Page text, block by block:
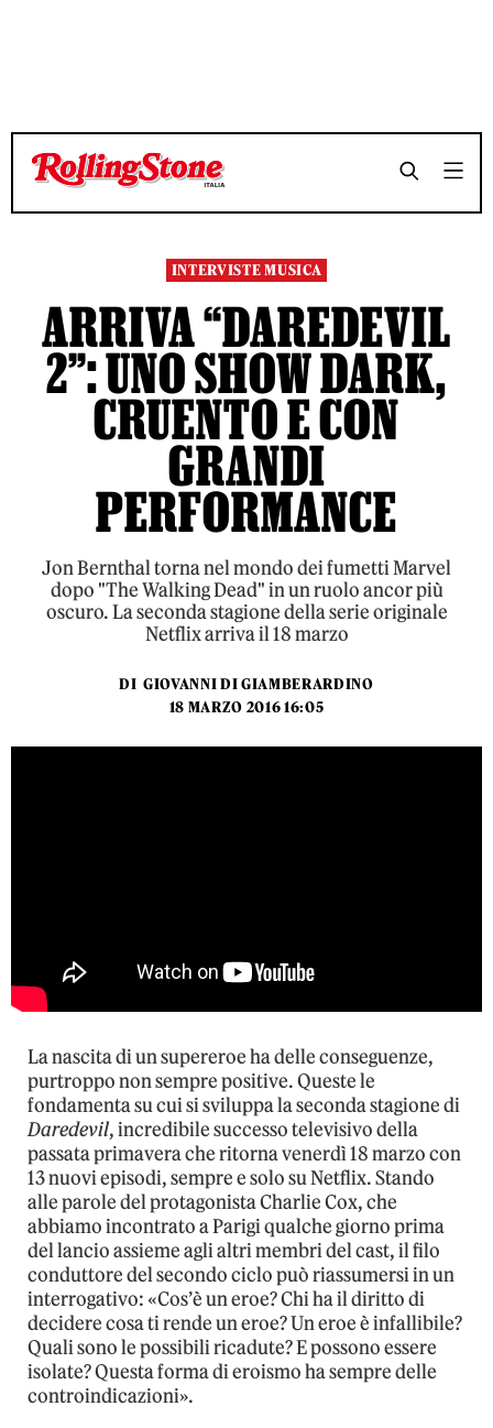
TEMPO DI LETTURA 11 MINUTI SHARE
TEMPO DI LETTURA 11 MINUTI SHARE
INTERVISTE MUSICA
ARRIVA “DAREDEVIL
2”: UNO SHOW DARK,
CRUENTO E CON
GRANDI
PERFORMANCE
Jon Bernthal torna nel mondo dei fumetti Marvel
dopo "The Walking Dead" in un ruolo ancor più
oscuro. La seconda stagione della serie originale
Netflix arriva il 18 marzo
DI GIOVANNI DI GIAMBERARDINO
18 MARZO 2016 16:05
La nascita di un supereroe ha delle conseguenze,
purtroppo non sempre positive. Queste le
fondamenta su cui si sviluppa la seconda stagione di
Daredevil, incredibile successo televisivo della
passata primavera che ritorna venerdì 18 marzo con
13 nuovi episodi, sempre e solo su Netflix. Stando
alle parole del protagonista Charlie Cox, che
abbiamo incontrato a Parigi qualche giorno prima
del lancio assieme agli altri membri del cast, il filo
conduttore del secondo ciclo può riassumersi in un
interrogativo: «Cos’è un eroe? Chi ha il diritto di
decidere cosa ti rende un eroe? Un eroe è infallibile?
Quali sono le possibili ricadute? E possono essere
isolate? Questa forma di eroismo ha sempre delle
controindicazioni».